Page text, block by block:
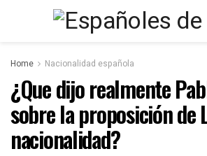
Home Nacionalidad española
¿Que dijo realmente
sobre la proposición de
nacionalidad?